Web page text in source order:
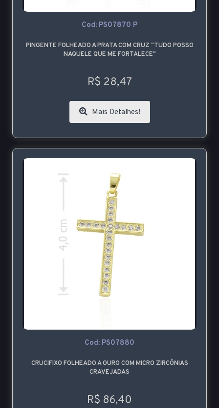
Cod: PS07870 P
PINGENTE FOLHEADO A PRATA COM CRUZ "TUDO POSSO
NAQUELE QUE ME FORTALECE"
R$ 28,47
Mais Detalhes!
Cod: PS07880
CRUCIFIXO FOLHEADO A OURO COM MICRO ZIRCÔNIAS
CRAVEJADAS
R$ 86,40